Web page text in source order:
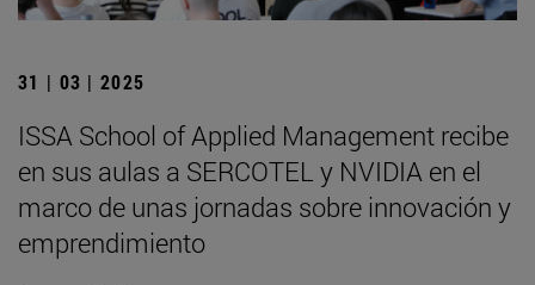
31 | 03 | 2025
ISSA School of Applied Management recibe
en sus aulas a SERCOTEL y NVIDIA en el
marco de unas jornadas sobre innovación y
emprendimiento